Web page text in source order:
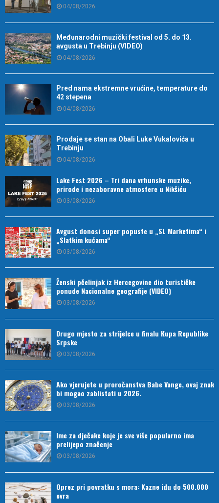
04/08/2026
Međunarodni muzički festival od 5. do 13.
avgusta u Trebinju (VIDEO)
04/08/2026
Pred nama ekstremne vrućine, temperature do
42 stepena
04/08/2026
Prodaje se stan na Obali Luke Vukalovića u
Trebinju
04/08/2026
Lake Fest 2026 – Tri dana vrhunske muzike,
prirode i nezaboravne atmosfere u Nikšiću
03/08/2026
Avgust donosi super popuste u „SL Marketima“ i
„Slatkim kućama“
03/08/2026
Ženski pčelinjak iz Hercegovine dio turističke
ponude Nacionalne geografije (VIDEO)
03/08/2026
Drugo mjesto za strijelce u finalu Kupa Republike
Srpske
03/08/2026
Ako vjerujete u proročanstva Babe Vange, ovaj znak
bi mogao zablistati u 2026.
03/08/2026
Ime za dječake koje je sve više popularno ima
prelijepo značenje
03/08/2026
Oprez pri povratku s mora: Kazne idu do 500.000
evra